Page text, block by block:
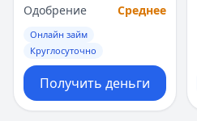
Одобрение
Среднее
Онлайн займ
Круглосуточно
Получить деньги